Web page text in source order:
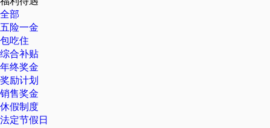
全部
五险一金
包吃住
综合补贴
年终奖金
奖励计划
销售奖金
休假制度
法定节假日